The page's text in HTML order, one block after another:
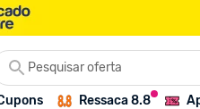
Ressaca 8.8